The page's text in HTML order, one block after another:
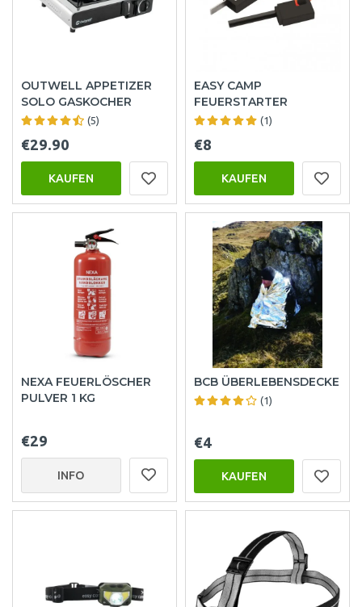
OUTWELL APPETIZER
SOLO GASKOCHER
(5)
€29.90
KAUFEN
EASY CAMP
FEUERSTARTER
(1)
€8
KAUFEN
NEXA FEUERLÖSCHER
PULVER 1 KG
€29
INFO
BCB ÜBERLEBENSDECKE
(1)
€4
KAUFEN